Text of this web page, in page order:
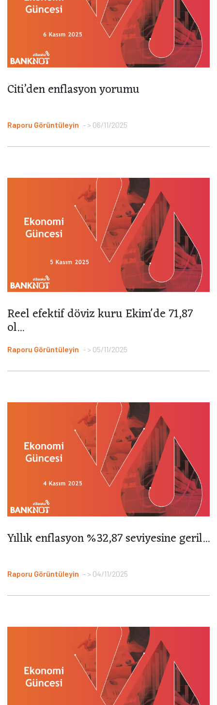
Citi’den enflasyon yorumu
Raporu Görüntüleyin > 06/11/2025
Reel efektif döviz kuru Ekim'de 71,87
ol...
Raporu Görüntüleyin > 05/11/2025
Yıllık enflasyon %32,87 seviyesine geril...
Raporu Görüntüleyin > 04/11/2025